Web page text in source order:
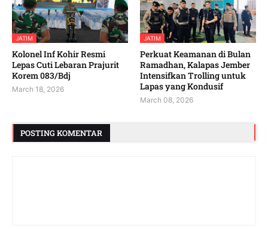
JATIM
Kolonel Inf Kohir Resmi
Lepas Cuti Lebaran Prajurit
Korem 083/Bdj
March 18, 2026
JATIM
Perkuat Keamanan di Bulan
Ramadhan, Kalapas Jember
Intensifkan Trolling untuk
Lapas yang Kondusif
March 08, 2026
POSTING KOMENTAR